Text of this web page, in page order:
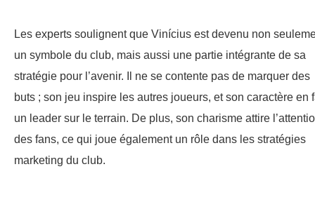
Les experts soulignent que Vinícius est devenu non
un symbole du club, mais aussi une partie intégrante de sa
stratégie pour l’avenir. Il ne se contente pas de marquer des
buts ; son jeu inspire les autres joueurs, et son caractère en
un leader sur le terrain. De plus, son charisme attire
des fans, ce qui joue également un rôle dans les stratégies
marketing du club.